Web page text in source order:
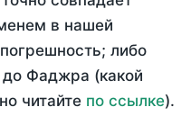
в нашей
либо
до Фаджра (какой
читайте по ссылке).